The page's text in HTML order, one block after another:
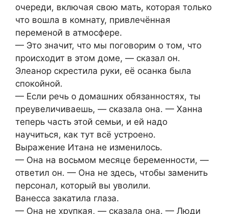
очереди, включая свою мать, которая только
что вошла в комнату, привлечённая
переменой в атмосфере.
— Это значит, что мы поговорим о том, что
происходит в этом доме, — сказал он.
Элеанор скрестила руки, её осанка была
спокойной.
— Если речь о домашних обязанностях, ты
преувеличиваешь, — сказала она. — Ханна
теперь часть этой семьи, и ей надо
научиться, как тут всё устроено.
Выражение Итана не изменилось.
— Она на восьмом месяце беременности, —
ответил он. — Она не здесь, чтобы заменить
персонал, который вы уволили.
Ванесса закатила глаза.
— Она не хрупкая, — сказала она. — Люди